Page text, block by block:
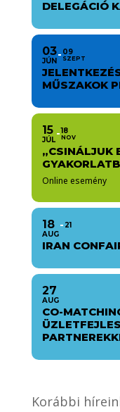
DELEGÁCIÓ
03
JÚN
09
SZEPT
MŰSZAKOK
15
JÚL
18
NOV
„CSINÁLJUK
Online esemény
18
AUG
21
IRAN
27
AUG
CO-
Korábbi